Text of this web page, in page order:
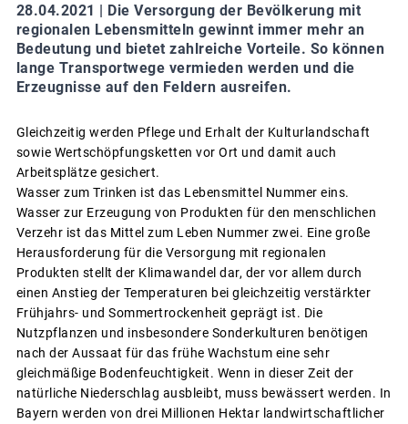
28.04.2021 | Die Versorgung der Bevölkerung mit
regionalen Lebensmitteln gewinnt immer mehr an
Bedeutung und bietet zahlreiche Vorteile. So können
lange Transportwege vermieden werden und die
Erzeugnisse auf den Feldern ausreifen.
Gleichzeitig werden Pflege und Erhalt der Kulturlandschaft
sowie Wertschöpfungsketten vor Ort und damit auch
Arbeitsplätze gesichert.
Wasser zum Trinken ist das Lebensmittel Nummer eins.
Wasser zur Erzeugung von Produkten für den menschlichen
Verzehr ist das Mittel zum Leben Nummer zwei. Eine große
Herausforderung für die Versorgung mit regionalen
Produkten stellt der Klimawandel dar, der vor allem durch
einen Anstieg der Temperaturen bei gleichzeitig verstärkter
Frühjahrs- und Sommertrockenheit geprägt ist. Die
Nutzpflanzen und insbesondere Sonderkulturen benötigen
nach der Aussaat für das frühe Wachstum eine sehr
gleichmäßige Bodenfeuchtigkeit. Wenn in dieser Zeit der
natürliche Niederschlag ausbleibt, muss bewässert werden. In
Bayern werden von drei Millionen Hektar landwirtschaftlicher